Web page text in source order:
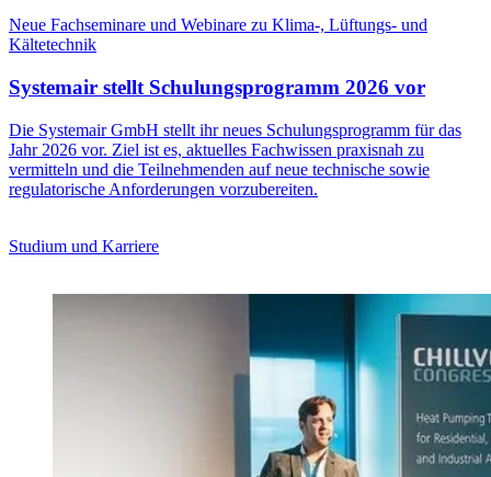
Neue Fachseminare und Webinare zu Klima-, Lüftungs- und
Kältetechnik
Systemair stellt Schulungsprogramm 2026 vor
Die Systemair GmbH stellt ihr neues Schulungsprogramm für das
Jahr 2026 vor. Ziel ist es, aktuelles Fachwissen praxisnah zu
vermitteln und die Teilnehmenden auf neue technische sowie
regulatorische Anforderungen vorzubereiten.
Studium und Karriere